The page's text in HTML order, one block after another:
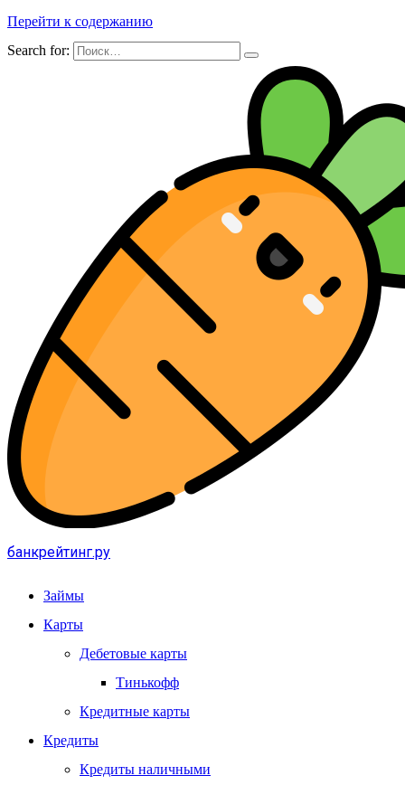
Перейти к содержанию
Search for:
банкрейтинг.ру
Займы
Карты
Дебетовые карты
Тинькофф
Кредитные карты
Кредиты
Кредиты наличными